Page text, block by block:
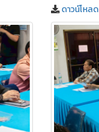
ดาวน์โหลด